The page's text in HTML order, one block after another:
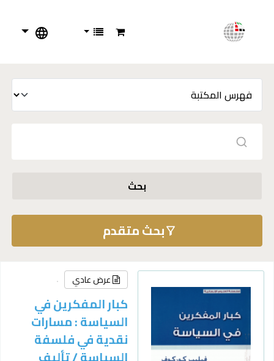
بحث
بحث متقدم
عرض عادي
كبار المفكرين في
السياسة : مسارات
نقدية في فلسفة